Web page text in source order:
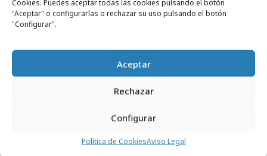
Cookies. Puedes aceptar todas las cookies pulsando el botón
"Aceptar" o configurarlas o rechazar su uso pulsando el botón
"Configurar".
Aceptar
Rechazar
Configurar
Política de CookiesAviso Legal
El vídeo podcast de Viajes Carrefour se
estrena en aviones